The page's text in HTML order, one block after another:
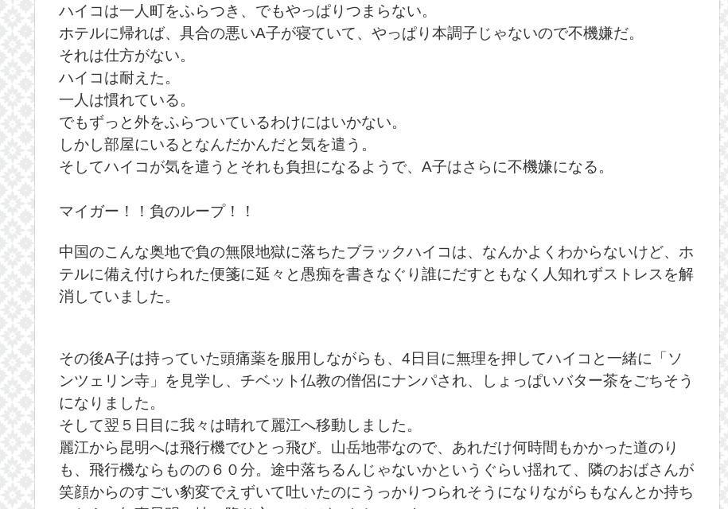
ハイコは一人町をふらつき、でもやっぱりつまらない。
ホテルに帰れば、具合の悪いA子が寝ていて、やっぱり本調子じゃないので不機嫌だ。
それは仕方がない。
ハイコは耐えた。
一人は慣れている。
でもずっと外をふらついているわけにはいかない。
しかし部屋にいるとなんだかんだと気を遣う。
そしてハイコが気を遣うとそれも負担になるようで、A子はさらに不機嫌になる。
マイガー！！負のループ！！
中国のこんな奥地で負の無限地獄に落ちたブラックハイコは、なんかよくわからないけど、ホ
テルに備え付けられた便箋に延々と愚痴を書きなぐり誰にだすともなく人知れずストレスを解
消していました。
その後A子は持っていた頭痛薬を服用しながらも、4日目に無理を押してハイコと一緒に「ソ
ンツェリン寺」を見学し、チベット仏教の僧侶にナンパされ、しょっぱいバター茶をごちそう
になりました。
そして翌５日目に我々は晴れて麗江へ移動しました。
麗江から昆明へは飛行機でひとっ飛び。山岳地帯なので、あれだけ何時間もかかった道のり
も、飛行機ならものの６０分。途中落ちるんじゃないかというぐらい揺れて、隣のおばさんが
笑顔からのすごい豹変でえずいて吐いたのにうっかりつられそうになりながらもなんとか持ち